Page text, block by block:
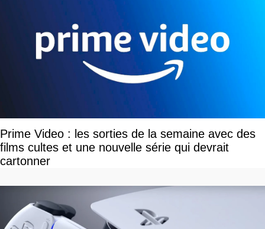
Prime Video : les sorties de la semaine avec des
films cultes et une nouvelle série qui devrait
cartonner